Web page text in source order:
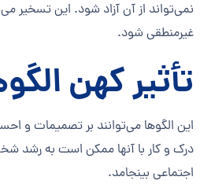
نمی‌تواند از آن آزاد شود. این تسخیر
غیرمنطقی شود.
تأثیر کهن
این الگوها می‌توانند بر تصمیمات و
درک و کار با آنها ممکن است به رشد
اجتماعی بینجامد.